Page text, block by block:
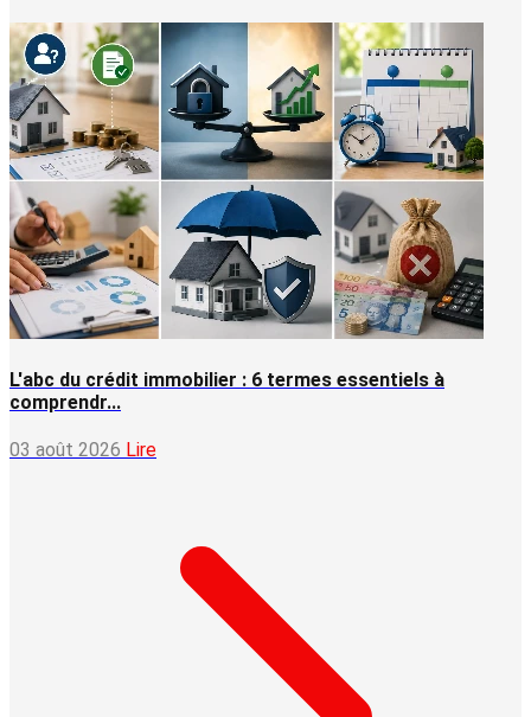
L'abc du crédit immobilier : 6 termes essentiels à
comprendr...
03 août 2026 Lire